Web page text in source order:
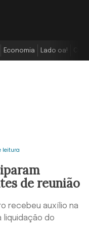
Economia Lado oa!
leitura
de reunião
recebeu auxílio na
do